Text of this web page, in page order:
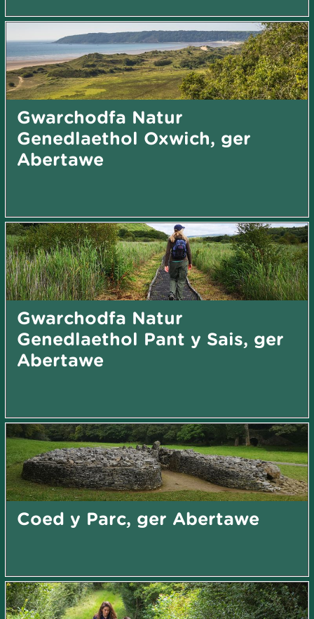
Gwarchodfa Natur
Genedlaethol Oxwich, ger
Abertawe
Gwarchodfa Natur
Genedlaethol Pant y Sais, ger
Abertawe
Coed y Parc, ger Abertawe